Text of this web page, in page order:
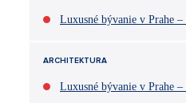
Luxusné bývanie v Prahe
ARCHITEKTURA
Luxusné bývanie v Prahe